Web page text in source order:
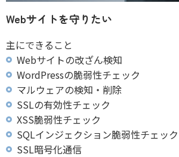
Webサイトを守りたい
主にできること
Webサイトの改ざん検知
WordPressの脆弱性チェック
マルウェアの検知・削除
SSLの有効性チェック
XSS脆弱性チェック
SQLインジェクション脆弱性チェック
SSL暗号化通信